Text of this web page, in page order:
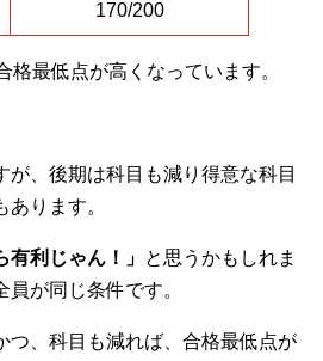
170/200
格最低点が高くなっています。
が、後期は科目も減り得意な科目
ります。
有利じゃん！」 と思うかもしれま
が同じ条件です。
つ、科目も減れば、合格最低点が